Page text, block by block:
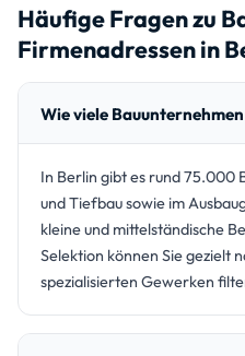
Häufige Fragen zu
Firmenadressen in
Wie viele
In Berlin gibt es rund 75.000
und Tiefbau sowie im
kleine und mittelständische
Selektion können Sie gezielt
spezialisierten Gewerken